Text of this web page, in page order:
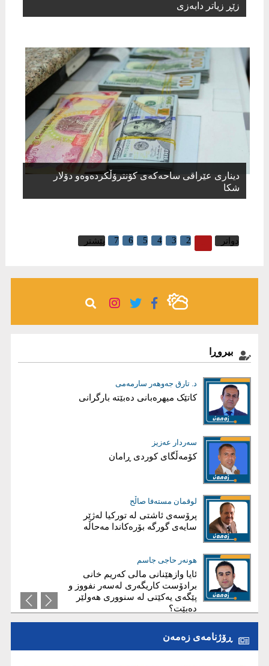
زێڕ زیاتر دابەزی
دیناری عێراقی ساحەكەی كۆنترۆڵكردەوەو دۆلار
شكا
دواتر 2
3
4
5
6
7 پێشتر
بیروڕا
د. تارق جەوهەر سارمەمى
کاتێک میهرەبانی دەبێتە بارگرانی
سەردار عەزیز
کۆمەڵگای کوردی ڕامان
لوقمان مستەفا صاڵح
پرۆسەی ئاشتی لە توركیا لەژێر
سایەی گورگە بۆرەكاندا مەحاڵە
هونەر حاجی جاسم
ئایا وازهێنانی مالی کەریم‌ خانی
برادۆست کاریگەری لەسەر نفووز و
پێگەی یەکێتی لە سنووری هەولێر
دەبێت؟
ئاری محەمەد هەرسین
خەونێکم هەیە
بڵند دلێر شاوەیس
قەیرانی دارایی عێراق، کەمی داهات
فارس نەورۆڵی
شەڕ لەسەر هیچ!
ئاریز عەبدوڵا
ئايا چۆن هەرێم دەڕوخێ؟
ڕۆژنامەی زەمەن